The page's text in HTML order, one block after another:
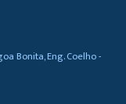
Bonita, Eng. Coelho -